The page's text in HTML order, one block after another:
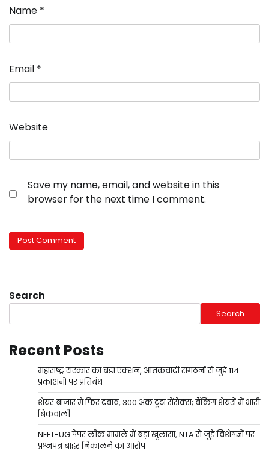
Name *
Email *
Website
Save my name, email, and website in this
browser for the next time I comment.
Search
Search
Recent Posts
महाराष्ट्र सरकार का बड़ा एक्शन, आतंकवादी संगठनों से जुड़े 114
प्रकाशनों पर प्रतिबंध
शेयर बाजार में फिर दबाव, 300 अंक टूटा सेंसेक्स; बैंकिंग शेयरों में भारी
बिकवाली
NEET-UG पेपर लीक मामले में बड़ा खुलासा, NTA से जुड़े विशेषज्ञों पर
प्रश्नपत्र बाहर निकालने का आरोप